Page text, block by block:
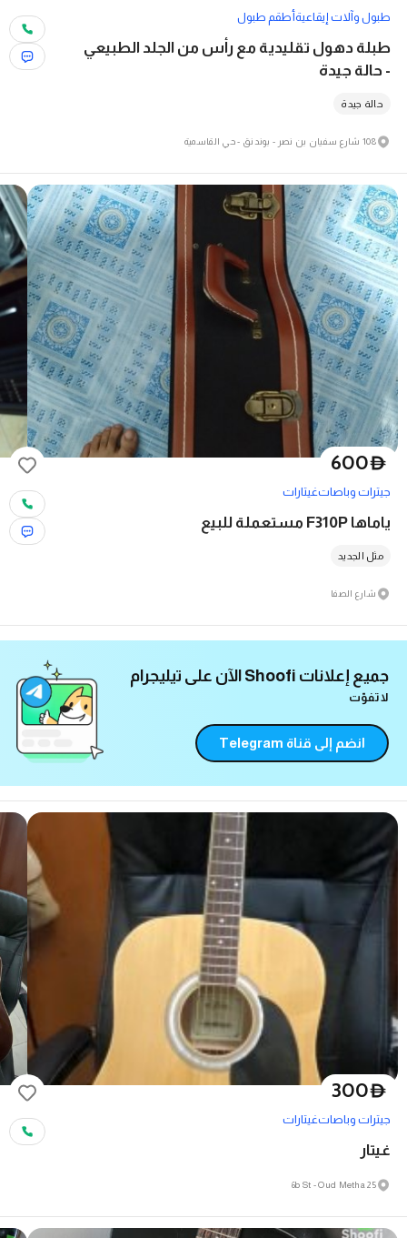
طبول وآلات إيقاعيةأطقم طبول
طبلة دهول تقليدية مع رأس من الجلد الطبيعي
- حالة جيدة
حالة جيدة
108 شارع سفيان بن نصر - بوندنق - حي القاسمية
D
600
جيترات وباصاتغيتارات
یاماها F310P مستعملة للبيع
مثل الجديد
شارع الصفا
نصائح و رؤى مفيدة
المزيد في مدونة Shoofi
D
300
جيترات وباصاتغيتارات
غيتار
25 6b St - Oud Metha